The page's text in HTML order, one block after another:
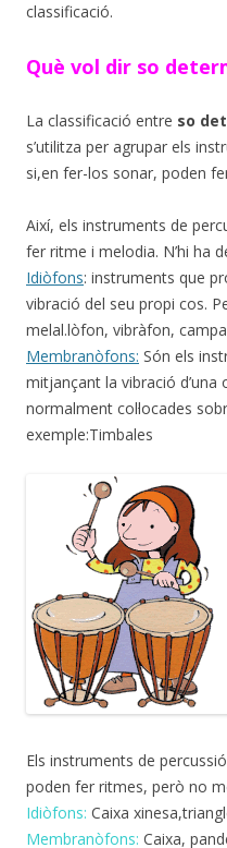
classificació.
Què vol dir so
La classificació entre so
s’utilitza per agrupar els
si,en fer-los sonar, poden
Així, els instruments de
fer ritme i melodia. N’hi ha
Idiòfons: instruments que
vibració del seu propi cos.
melal.lòfon, vibràfon,
Membranòfons: Són els
mitjançant la vibració
normalment col·locades
exemple:Timbales
Els instruments de
poden fer ritmes, però no
Idiòfons: Caixa
Membranòfons: Caixa,